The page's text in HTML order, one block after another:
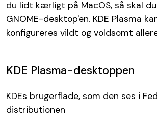
du lidt kærligt på MacOS, så skal
GNOME-desktop'en. KDE Plasma
konfigureres vildt og voldsomt
KDE Plasma-desktoppen
KDEs brugerflade, som den ses i
distributionen